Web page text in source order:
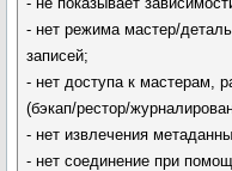
- нет режима мастер/
записей;
- нет доступа к мастерам,
(бэкап/рестор/
- нет извлечения
- нет соединение при